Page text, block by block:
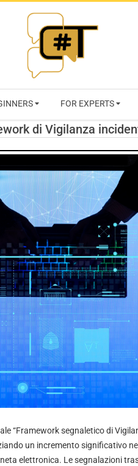
RIVISTA
TRENDS
FOR EXPERTS
di Vigilanza
“Framework segnaletico di
un incremento significativo
elettronica. Le segnalazioni